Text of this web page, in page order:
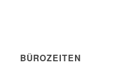
BÜROZEITEN